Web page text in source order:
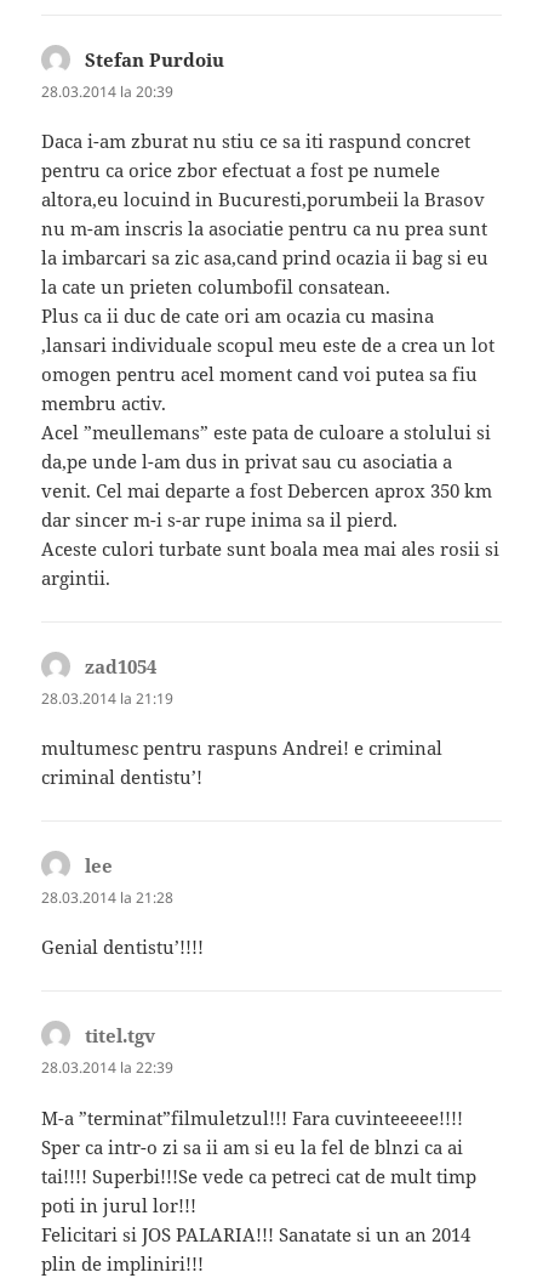
Stefan Purdoiu
28.03.2014 la 20:39
Daca i-am zburat nu stiu ce sa iti raspund concret
pentru ca orice zbor efectuat a fost pe numele
altora,eu locuind in Bucuresti,porumbeii la Brasov
nu m-am inscris la asociatie pentru ca nu prea sunt
la imbarcari sa zic asa,cand prind ocazia ii bag si eu
la cate un prieten columbofil consatean.
Plus ca ii duc de cate ori am ocazia cu masina
,lansari individuale scopul meu este de a crea un lot
omogen pentru acel moment cand voi putea sa fiu
membru activ.
Acel ”meullemans” este pata de culoare a stolului si
da,pe unde l-am dus in privat sau cu asociatia a
venit. Cel mai departe a fost Debercen aprox 350 km
dar sincer m-i s-ar rupe inima sa il pierd.
Aceste culori turbate sunt boala mea mai ales rosii si
argintii.
zad1054
28.03.2014 la 21:19
multumesc pentru raspuns Andrei! e criminal
criminal dentistu’!
lee
28.03.2014 la 21:28
Genial dentistu’!!!!
titel.tgv
28.03.2014 la 22:39
M-a ”terminat”filmuletzul!!! Fara cuvinteeeee!!!!
Sper ca intr-o zi sa ii am si eu la fel de blnzi ca ai
tai!!!! Superbi!!!Se vede ca petreci cat de mult timp
poti in jurul lor!!!
Felicitari si JOS PALARIA!!! Sanatate si un an 2014
plin de impliniri!!!